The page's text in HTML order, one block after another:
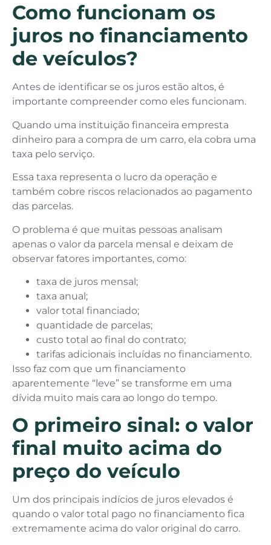
Como funcionam os
juros no financiamento
de veículos?
Antes de identificar se os juros estão altos, é
importante compreender como eles funcionam.
Quando uma instituição financeira empresta
dinheiro para a compra de um carro, ela cobra uma
taxa pelo serviço.
Essa taxa representa o lucro da operação e
também cobre riscos relacionados ao pagamento
das parcelas.
O problema é que muitas pessoas analisam
apenas o valor da parcela mensal e deixam de
observar fatores importantes, como:
taxa de juros mensal;
taxa anual;
valor total financiado;
quantidade de parcelas;
custo total ao final do contrato;
tarifas adicionais incluídas no financiamento.
Isso faz com que um financiamento
aparentemente “leve” se transforme em uma
dívida muito mais cara ao longo do tempo.
O primeiro sinal: o valor
final muito acima do
preço do veículo
Um dos principais indícios de juros elevados é
quando o valor total pago no financiamento fica
extremamente acima do valor original do carro.